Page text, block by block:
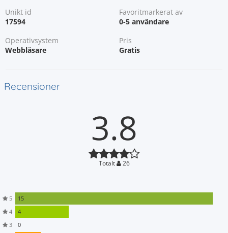
Unikt id
17594
Favoritmarkerat av
0-5 användare
Operativsystem
Webbläsare
Pris
Gratis
Recensioner
3.8
Totalt 26
5
15
4
4
3
0